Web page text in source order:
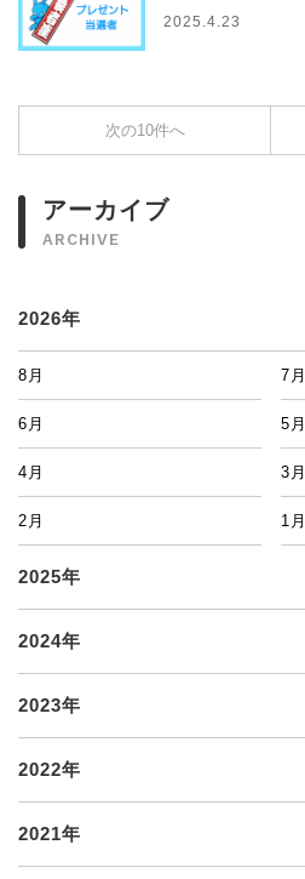
2025.4.23
次の10件へ
アーカイブ
ARCHIVE
2026年
8月 7月
6月 5月
4月 3月
2月 1月
2025年
2024年
2023年
2022年
2021年